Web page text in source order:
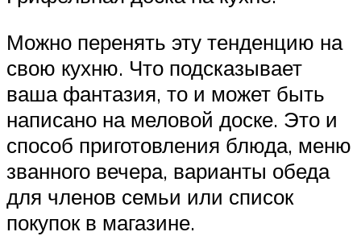
Можно перенять эту тенденцию на
свою кухню. Что подсказывает
ваша фантазия, то и может быть
написано на меловой доске. Это и
способ приготовления блюда, меню
званного вечера, варианты обеда
для членов семьи или список
покупок в магазине.